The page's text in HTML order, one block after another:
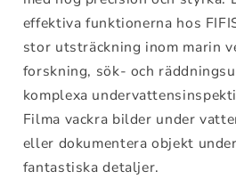
effektiva funktionerna hos
stor utsträckning inom marin
forskning, sök- och
komplexa
Filma vackra bilder under
eller dokumentera objekt
fantastiska detaljer.